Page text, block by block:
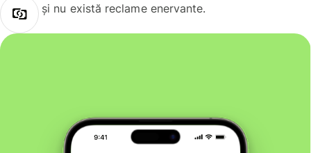
și nu există reclame enervante.